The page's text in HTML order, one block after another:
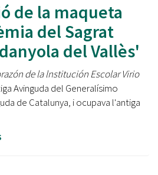
de la maqueta
del Sagrat
del Vallès'
de la lnstitución Escolar Virio
Avinguda del Generalísimo
de Catalunya, i ocupava l'antiga